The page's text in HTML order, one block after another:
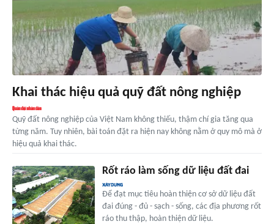
Khai thác hiệu quả quỹ đất nông nghiệp
Quỹ đất nông nghiệp của Việt Nam không thiếu, thậm chí gia tăng qua
từng năm. Tuy nhiên, bài toán đặt ra hiện nay không nằm ở quy mô mà ở
hiệu quả khai thác.
Rốt ráo làm sống dữ liệu đất đai
Để đạt mục tiêu hoàn thiện cơ sở dữ liệu đất
đai đúng - đủ - sạch - sống, các địa phương rốt
ráo thu thập, hoàn thiện dữ liệu.